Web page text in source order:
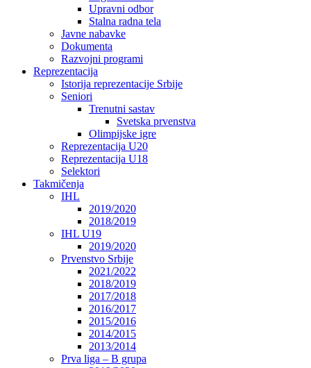
Upravni odbor
Stalna radna tela
Javne nabavke
Dokumenta
Razvojni programi
Reprezentacija
Istorija reprezentacije Srbije
Seniori
Trenutni sastav
Svetska prvenstva
Olimpijske igre
Reprezentacija U20
Reprezentacija U18
Selektori
Takmičenja
IHL
2019/2020
2018/2019
IHL U19
2019/2020
Prvenstvo Srbije
2021/2022
2018/2019
2017/2018
2016/2017
2015/2016
2014/2015
2013/2014
Prva liga – B grupa